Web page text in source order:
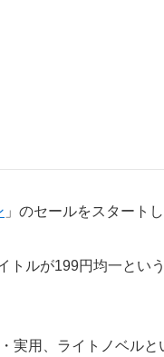
」のセールをスタートし
トルが199円均一とい
実用、ライトノベル